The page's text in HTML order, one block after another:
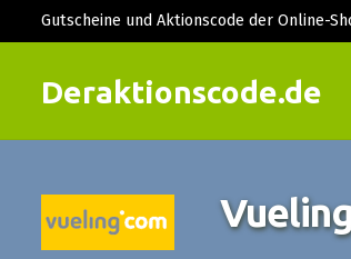
Deraktionscode.de
Gutscheine und Aktionscode der Online-